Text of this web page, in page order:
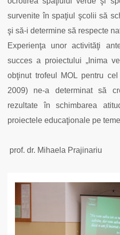
survenite în spaţiul şcolii să
şi să-i determine să respecte
Experienţa unor activităţi
succes a proiectului „Inima
obţinut trofeul MOL pentru
2009) ne-a determinat să
rezultate în schimbarea
proiectele educaţionale pe
prof. dr. Mihaela Prajinariu